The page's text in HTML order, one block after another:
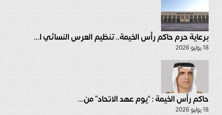
برعاية حرم حاكم رأس الخيمة.. تنظيم العرس النسائي ا...
18 يوليو 2026
حاكم رأس الخيمة : “يوم عهد الاتحاد” من...
18 يوليو 2026